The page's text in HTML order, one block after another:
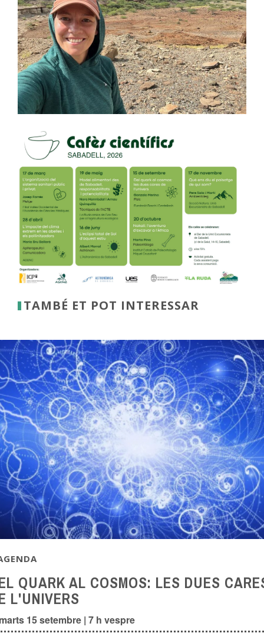
TAMBÉ ET POT INTERESSAR
QUARK AL COSMOS: LES DUES
L'UNIVERS
15 setembre | 7 h vespre